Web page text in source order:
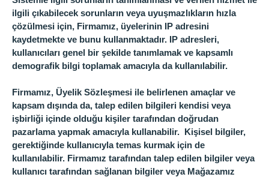
ilgili çıkabilecek sorunların veya uyuşmazlıkların hızla
çözülmesi için, Firmamız, üyelerinin IP adresini
kaydetmekte ve bunu kullanmaktadır. IP adresleri,
kullanıcıları genel bir şekilde tanımlamak ve kapsamlı
demografik bilgi toplamak amacıyla da kullanılabilir.
Firmamız, Üyelik Sözleşmesi ile belirlenen amaçlar ve
kapsam dışında da, talep edilen bilgileri kendisi veya
işbirliği içinde olduğu kişiler tarafından doğrudan
pazarlama yapmak amacıyla kullanabilir. Kişisel bilgiler,
gerektiğinde kullanıcıyla temas kurmak için de
kullanılabilir. Firmamız tarafından talep edilen bilgiler veya
kullanıcı tarafından sağlanan bilgiler veya Mağazamız